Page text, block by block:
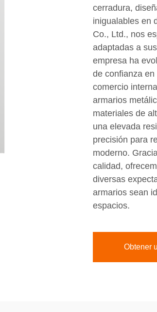
cerradura,
inigualables en
Co., Ltd., nos
adaptadas a
empresa ha
de confianza
comercio
armarios
materiales de
una elevada
precisión para
moderno.
calidad,
diversas
armarios sean
espacios.
Obtener